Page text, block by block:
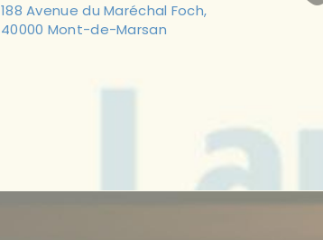
188 Avenue du Maréchal Foch,
40000 Mont-de-Marsan